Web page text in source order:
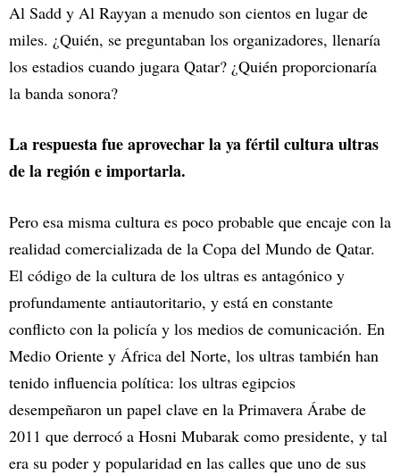
Al Sadd y Al Rayyan a menudo son cientos en lugar de
miles. ¿Quién, se preguntaban los organizadores, llenaría
los estadios cuando jugara Qatar? ¿Quién proporcionaría
la banda sonora?
La respuesta fue aprovechar la ya fértil cultura ultras
de la región e importarla.
Pero esa misma cultura es poco probable que encaje con la
realidad comercializada de la Copa del Mundo de Qatar.
El código de la cultura de los ultras es antagónico y
profundamente antiautoritario, y está en constante
conflicto con la policía y los medios de comunicación. En
Medio Oriente y África del Norte, los ultras también han
tenido influencia política: los ultras egipcios
desempeñaron un papel clave en la Primavera Árabe de
2011 que derrocó a Hosni Mubarak como presidente, y tal
era su poder y popularidad en las calles que uno de sus